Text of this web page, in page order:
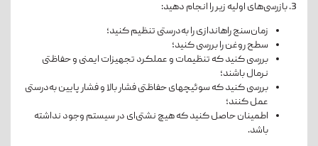
3. بازرسی‌های اولیه زیر را انجام دهید:
زمان‌سنج راه­اندازی را به‌درستی تنظیم کنید؛
سطح روغن را بررسی کنید؛
بررسی کنید که تنظیمات و عملکرد تجهیزات ایمنی و حفاظتی
نرمال باشند؛
بررسی کنید که سوئیچ­های حفاظتی فشار بالا و فشار پایین به‌درستی
عمل کنند؛
اطمینان حاصل کنید که هیچ نشتی‌ای در سیستم وجود نداشته
باشد.